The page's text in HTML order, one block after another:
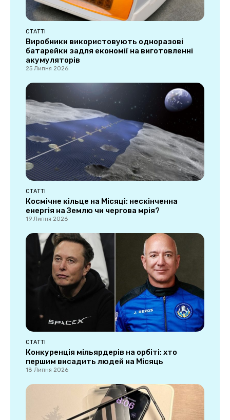
СТАТТІ
Виробники використовують одноразові
батарейки задля економії на виготовленні
акумуляторів
25 Липня 2026
СТАТТІ
Космічне кільце на Місяці: нескінченна
енергія на Землю чи чергова мрія?
19 Липня 2026
СТАТТІ
Конкуренція мільярдерів на орбіті: хто
першим висадить людей на Місяць
18 Липня 2026